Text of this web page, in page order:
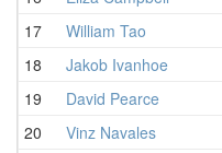
17
William Tao
18
Jakob Ivanhoe
19
David Pearce
20
Vinz Navales